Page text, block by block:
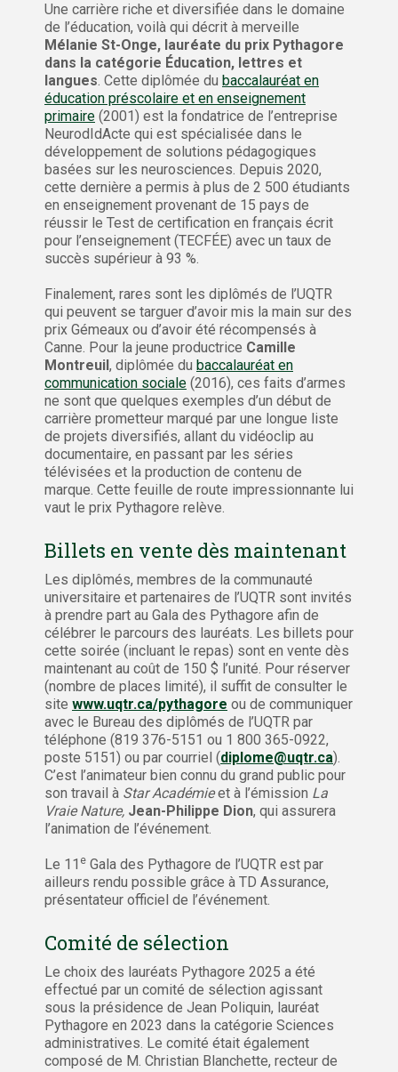
Une carrière riche et diversifiée dans le domaine
de l’éducation, voilà qui décrit à merveille
Mélanie St-Onge, lauréate du prix Pythagore
dans la catégorie Éducation, lettres et
langues. Cette diplômée du baccalauréat en
éducation préscolaire et en enseignement
primaire (2001) est la fondatrice de l’entreprise
NeurodIdActe qui est spécialisée dans le
développement de solutions pédagogiques
basées sur les neurosciences. Depuis 2020,
cette dernière a permis à plus de 2 500 étudiants
en enseignement provenant de 15 pays de
réussir le Test de certification en français écrit
pour l’enseignement (TECFÉE) avec un taux de
succès supérieur à 93 %.
Finalement, rares sont les diplômés de l’UQTR
qui peuvent se targuer d’avoir mis la main sur des
prix Gémeaux ou d’avoir été récompensés à
Canne. Pour la jeune productrice Camille
Montreuil, diplômée du baccalauréat en
communication sociale (2016), ces faits d’armes
ne sont que quelques exemples d’un début de
carrière prometteur marqué par une longue liste
de projets diversifiés, allant du vidéoclip au
documentaire, en passant par les séries
télévisées et la production de contenu de
marque. Cette feuille de route impressionnante lui
vaut le prix Pythagore relève.
Billets en vente dès maintenant
Les diplômés, membres de la communauté
universitaire et partenaires de l’UQTR sont invités
à prendre part au Gala des Pythagore afin de
célébrer le parcours des lauréats. Les billets pour
cette soirée (incluant le repas) sont en vente dès
maintenant au coût de 150 $ l’unité. Pour réserver
(nombre de places limité), il suffit de consulter le
site www.uqtr.ca/pythagore ou de communiquer
avec le Bureau des diplômés de l’UQTR par
téléphone (819 376-5151 ou 1 800 365-0922,
poste 5151) ou par courriel (diplome@uqtr.ca).
C’est l’animateur bien connu du grand public pour
son travail à Star Académieet à l’émission La
Vraie Nature, Jean-Philippe Dion, qui assurera
l’animation de l’événement.
Le 11 e Gala des Pythagore de l’UQTR est par
ailleurs rendu possible grâce à TD Assurance,
présentateur officiel de l’événement.
Comité de sélection
Le choix des lauréats Pythagore 2025 a été
effectué par un comité de sélection agissant
sous la présidence de Jean Poliquin, lauréat
Pythagore en 2023 dans la catégorie Sciences
administratives. Le comité était également
composé de M. Christian Blanchette, recteur de